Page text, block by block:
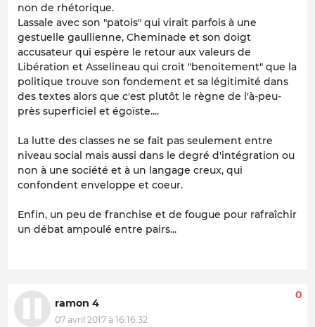
non de rhétorique.
Lassale avec son "patois" qui virait parfois à une
gestuelle gaullienne, Cheminade et son doigt
accusateur qui espère le retour aux valeurs de
Libération et Asselineau qui croit "benoitement" que la
politique trouve son fondement et sa légitimité dans
des textes alors que c'est plutôt le règne de l'à-peu-
près superficiel et égoïste....
La lutte des classes ne se fait pas seulement entre
niveau social mais aussi dans le degré d'intégration ou
non à une société et à un langage creux, qui
confondent enveloppe et coeur.
Enfin, un peu de franchise et de fougue pour rafraîchir
un débat ampoulé entre pairs...
ramon 4
07 avril 2017 à 16:16:32
0